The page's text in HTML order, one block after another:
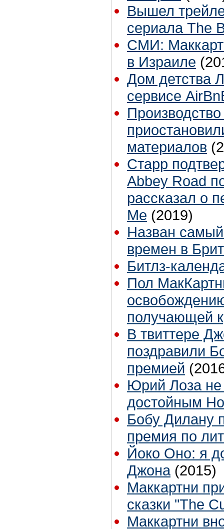
Вышел
сериала The
СМИ:
в Израиле
Дом детства
сервисе
материалов
Старр
Abbey Road
рассказал о
Me (2019)
Назван
времен в
Битлз-
Пол
получающей
В твиттере
поздравили
премией
Юрий Лоза не
достойным
Бобу Дилану
премия по
Йоко Оно: я
Джона (2015)
Маккартни
сказки "The
Маккартни